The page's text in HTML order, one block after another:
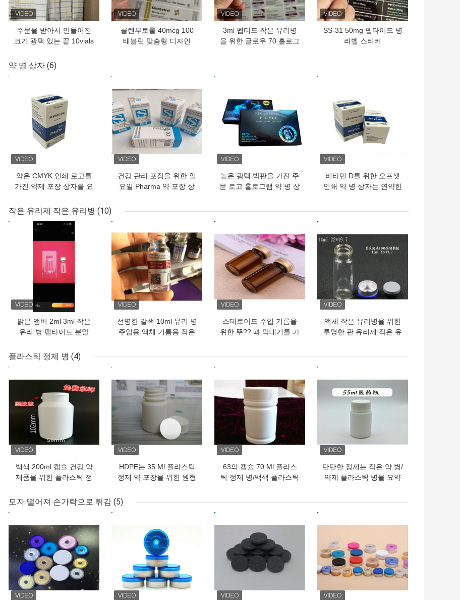
주문을 받아서 만들어진
크기 광택 있는 끝 10vials
방수 펩티드 작은 유리병
상자
클렌부토롤 40mcg 100
태블릿 맞춤형 디자인
3ml 펩티드 작은 유리병
을 위한 글로우 70 홀로그
SS-31 50mg 펩타이드 병
라벨 스티커
약 병 상자 (6)
약은 CMYK 인쇄 로고를
가진 약제 포장 상자를 요
건강 관리 포장을 위한 일
요일 Pharma 약 포장 상
높은 광택 박판을 가진 주
문 로고 홀로그램 약 병 상
비타민 D를 위한 오프셋
인쇄 약 병 상자는 연약한
작은 유리제 작은 유리병 (10)
맑은 앰버 2ml 3ml 작은
유리 병 펩타이드 분말
최고의 가격
선명한 갈색 10ml 유리 병
주입용 액체 기름용 작은
스테로이드 주입 기름을
위한 뚜?? 과 막대기를 가
액체 작은 유리병을 위한
투명한 관 유리제 작은 유
플라스틱 정제 병 (4)
백색 200ml 캡슐 건강 약
제품을 위한 플라스틱 정
HDPE는 35 Ml 플라스틱
정제 약 포장을 위한 원형
63의 캡슐 70 Ml 플라스
틱 정제 병/백색 플라스틱
단단한 정제는 작은 약 병/
약제 플라스틱 병을 요약
모자 떨어져 손가락으로 튀김 (5)